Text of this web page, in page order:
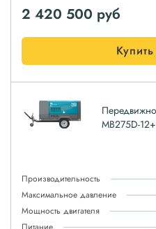
2 420 500 руб
Купить
MB275D-
Производительность
Максимальное давление
Мощность двигателя